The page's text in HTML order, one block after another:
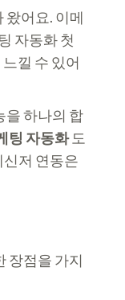
왔어요. 이메
자동화 첫
낄 수 있어
을 하나의 합
팅 자동화도
신저 연동은
장점을 가지